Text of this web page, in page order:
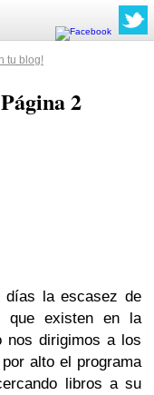
tu blog!
2
la escasez de
que existen en la
nos dirigimos a los
alto el programa
libros a su